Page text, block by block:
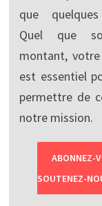
que
Quel que
montant,
est essentiel
permettre de
notre mission.
ABONNEZ-
SOUTENEZ-